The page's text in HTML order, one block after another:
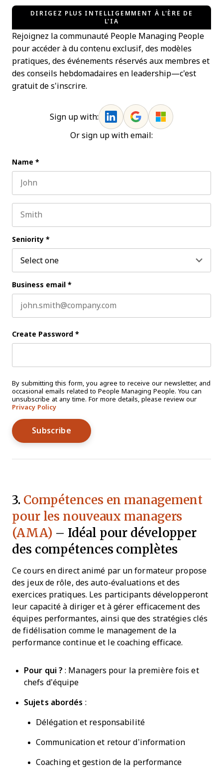
DIRIGEZ PLUS INTELLIGEMMENT À L'ÈRE DE
L'IA
Rejoignez la communauté People Managing People
pour accéder à du contenu exclusif, des modèles
pratiques, des événements réservés aux membres et
des conseils hebdomadaires en leadership—c'est
gratuit de s'inscrire.
Sign up with:
Or sign up with email:
Name *
Seniority *
Business email *
Create Password *
By submitting this form, you agree to receive our newsletter, and
occasional emails related to People Managing People. You can
unsubscribe at any time. For more details, please review our
Privacy Policy
3. Compétences en management
pour les nouveaux managers
(AMA) – Idéal pour développer
des compétences complètes
Ce cours en direct animé par un formateur propose
des jeux de rôle, des auto-évaluations et des
exercices pratiques. Les participants développeront
leur capacité à diriger et à gérer efficacement des
équipes performantes, ainsi que des stratégies clés
de fidélisation comme le management de la
performance continue et le coaching efficace.
Pour qui ? : Managers pour la première fois et
chefs d’équipe
Sujets abordés :
Délégation et responsabilité
Communication et retour d’information
Coaching et gestion de la performance